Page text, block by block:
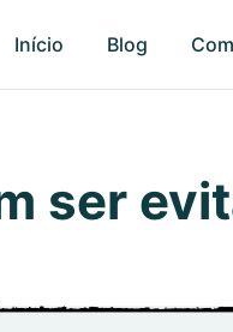
Início Blog
ser